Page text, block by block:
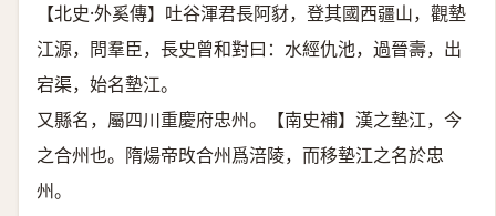
【北史·外奚傳】吐谷渾君長阿豺，登其國西疆山，觀墊
江源，問羣臣，長史曾和對曰：水經仇池，過晉壽，出
宕渠，始名墊江。
又縣名，屬四川重慶府忠州。【南史補】漢之墊江，今
之合州也。隋煬帝攺合州爲涪陵，而移墊江之名於忠
州。